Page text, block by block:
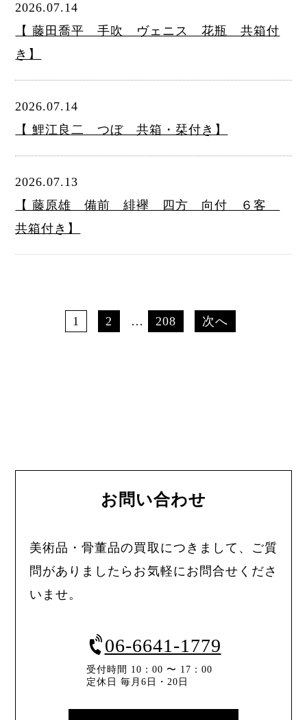
2026.07.14
【 藤田喬平 手吹 ヴェニス 花瓶 共箱付
き】
2026.07.14
【 鯉江良二 つぼ 共箱・栞付き】
2026.07.13
【 藤原雄 備前 緋襷 四方 向付 ６客
共箱付き】
1 2 … 208 次へ
お問い合わせ
美術品・骨董品の買取につきまして、ご質
問がありましたらお気軽にお問合せくださ
いませ。
06-6641-1779
受付時間 10：00 〜 17：00
定休日 毎月6日・20日